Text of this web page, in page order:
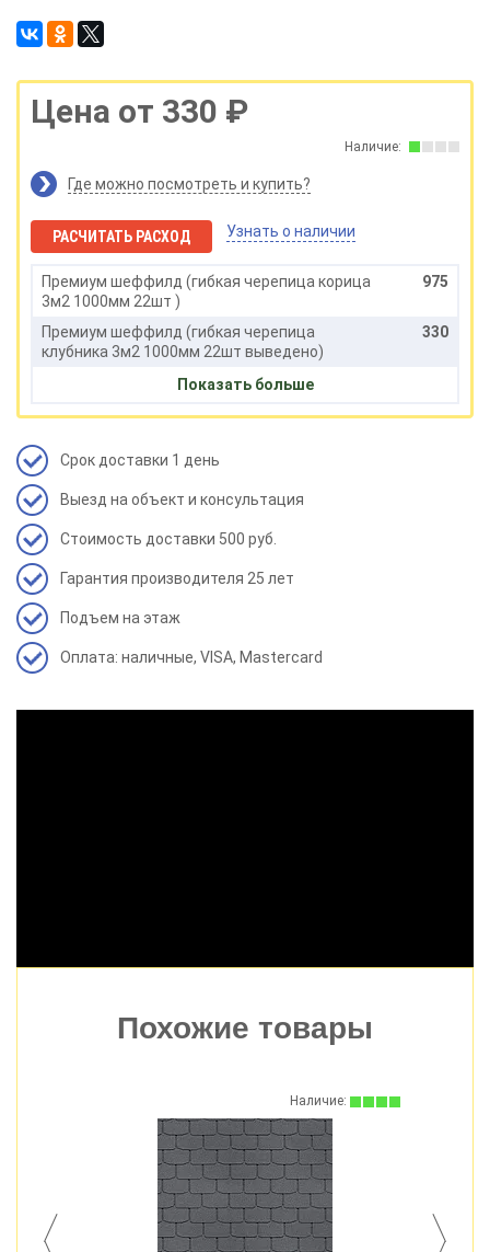
Цена от 330 ₽
Наличие:
Где можно посмотреть и купить?
РАСЧИТАТЬ РАСХОД Узнать о наличии
Премиум шеффилд (гибкая черепица корица
3м2 1000мм 22шт )
975
Премиум шеффилд (гибкая черепица
клубника 3м2 1000мм 22шт выведено)
330
Премиум шеффилд (гибкая черепица
черника 3м2 1000мм 22шт )
Премиум шеффилд (гибкая черепица кофе
3м2 1000мм 22шт )
Премиум шеффилд (гибкая черепица зрелый
каштан 3м2 1000мм 22шт )
Премиум шеффилд (гибкая черепица фладен
3м2 1000мм 22шт )
Премиум шеффилд ( гибкая черепица мокко
3м2 1000мм 22шт )
Показать больше
Срок доставки 1 день
Выезд на объект и консультация
Стоимость доставки 500 руб.
Гарантия производителя 25 лет
Подъем на этаж
Оплата: наличные, VISA, Mastercard
Похожие товары
Наличие: